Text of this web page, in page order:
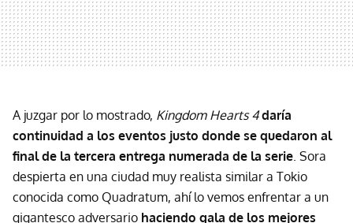
A juzgar por lo mostrado, Kingdom Hearts 4daría
continuidad a los eventos justo donde se quedaron al
final de la tercera entrega numerada de la serie . Sora
despierta en una ciudad muy realista similar a Tokio
conocida como Quadratum, ahí lo vemos enfrentar a un
gigantesco adversario haciendo gala de los mejores